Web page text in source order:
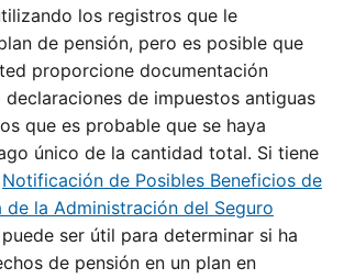
los registros que le
de pensión, pero es posible que
proporcione documentación
de impuestos antiguas
que es probable que se haya
único de la cantidad total. Si tiene
Notificación de Posibles Beneficios de
de la Administración del Seguro
ser útil para determinar si ha
de pensión en un plan en